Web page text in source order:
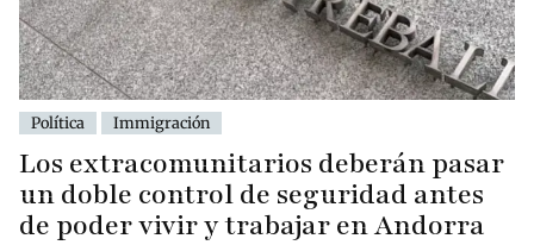
Política Immigración
Los extracomunitarios deberán pasar
un doble control de seguridad antes
de poder vivir y trabajar en Andorra